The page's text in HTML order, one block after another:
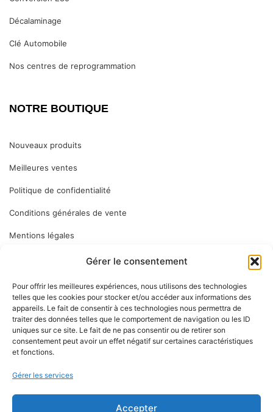
Gérer le consentement
Pour offrir les meilleures expériences, nous utilisons des technologies
telles que les cookies pour stocker et/ou accéder aux informations des
appareils. Le fait de consentir à ces technologies nous permettra de
traiter des données telles que le comportement de navigation ou les ID
uniques sur ce site. Le fait de ne pas consentir ou de retirer son
consentement peut avoir un effet négatif sur certaines caractéristiques
et fonctions.
Gérer les services
Accepter
Décalaminage
Clé Automobile
Nos centres de reprogrammation
NOTRE BOUTIQUE
Nouveaux produits
Meilleures ventes
Politique de confidentialité
Conditions générales de vente
Mentions légales
Inscrivez-vous à notre newsletter pour vous tenir informé des
dernières nouveautés : nos services en magasin, nouveaux
produits…